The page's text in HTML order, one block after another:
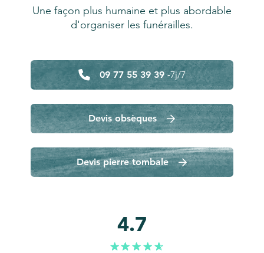
Une façon plus humaine et plus abordable
d'organiser les funérailles.
09 77 55 39 39 -7j/7
Devis obsèques
Devis pierre tombale
4.7